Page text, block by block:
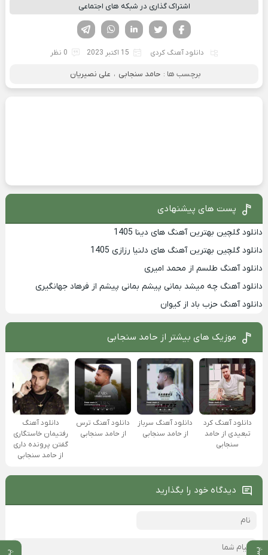
اشتراک گذاری در شبکه های اجتماعی
لینکدین تویتر
فیسوک
دانلود آهنگ کردی 15 اکتبر 2023 0 نظر
برچسب ها : حامد سنجابی ، علی نصیریان
پست های پیشنهادی
دانلود گلچین بهترین آهنگ های دینا 1405
دانلود گلچین بهترین آهنگ های دلنیا رزازی 1405
دانلود آهنگ طلسم از محمد امیری
دانلود آهنگ چه میشد بمانی پیشم بمانی پیشم از فرهاد جهانگیری
دانلود آهنگ حزب باد از کیوان
موزیک های بیشتر از حامد سنجابی
دانلود آهنگ کرد
تبعیدی از حامد
سنجابی
دانلود آهنگ سرباز
از حامد سنجابی
دانلود آهنگ ترس
از حامد سنجابی
دانلود آهنگ
رفتیمان خاستگاری
گفتن پرونده داری
از حامد سنجابی
دیدگاه خود را بگذارید